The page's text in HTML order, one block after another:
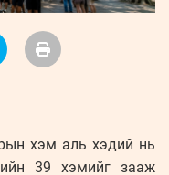
хэм аль хэдий нь
39 хэмийг зааж